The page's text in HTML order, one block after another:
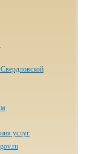
услуг